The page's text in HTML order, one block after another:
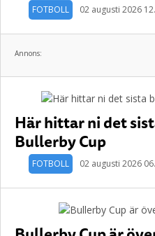
FOTBOLL 02 augusti 2026
Annons:
Här hittar ni det
Bullerby Cup
FOTBOLL 02 augusti 2026